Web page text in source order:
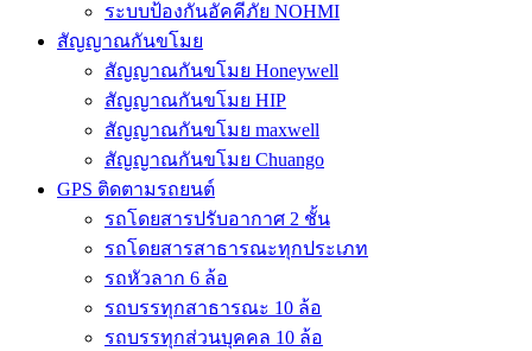
ระบบป้องกันอัคคีภัย NOHMI
สัญญาณกันขโมย
สัญญาณกันขโมย Honeywell
สัญญาณกันขโมย HIP
สัญญาณกันขโมย maxwell
สัญญาณกันขโมย Chuango
GPS ติดตามรถยนต์
รถโดยสารปรับอากาศ 2 ชั้น
รถโดยสารสาธารณะทุกประเภท
รถหัวลาก 6 ล้อ
รถบรรทุกสาธารณะ 10 ล้อ
รถบรรทุกส่วนบุคคล 10 ล้อ